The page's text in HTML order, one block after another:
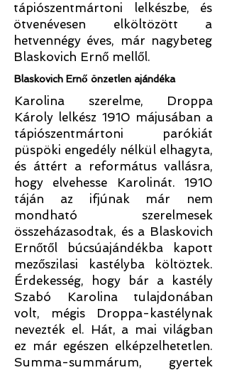
tápiószentmártoni lelkészbe, és
ötvenévesen elköltözött a
hetvennégy éves, már nagybeteg
Blaskovich Ernő mellől.
Blaskovich Ernő önzetlen ajándéka
Karolina szerelme, Droppa
Károly lelkész 1910 májusában a
tápiószentmártoni parókiát
püspöki engedély nélkül elhagyta,
és áttért a református vallásra,
hogy elvehesse Karolinát. 1910
táján az ifjúnak már nem
mondható szerelmesek
összeházasodtak, és a Blaskovich
Ernőtől búcsúajándékba kapott
mezőszilasi kastélyba költöztek.
Érdekesség, hogy bár a kastély
Szabó Karolina tulajdonában
volt, mégis Droppa-kastélynak
nevezték el. Hát, a mai világban
ez már egészen elképzelhetetlen.
Summa-summárum, gyertek